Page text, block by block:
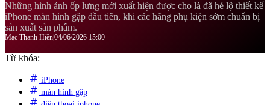
Những hình ảnh ốp lưng mới xuất hiện được cho là đã hé lộ thiết kế
iPhone màn hình gập đầu tiên, khi các hãng phụ kiện sớm chuẩn bị
sản xuất sản phẩm.
Mạc Thanh Hiền04/06/2026 15:00
Từ khóa:
iPhone
màn hình gập